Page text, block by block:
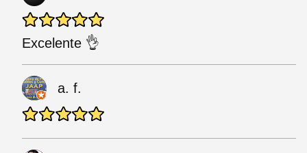
Excelente 👌
a. f.